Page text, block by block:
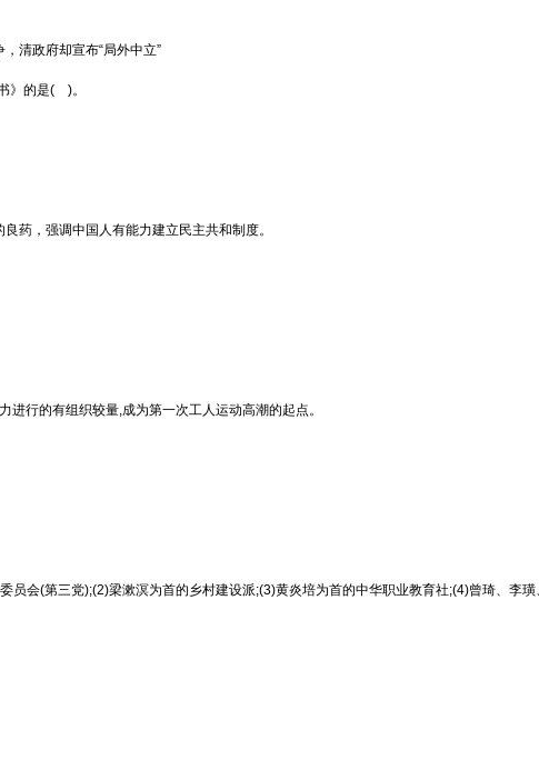
清政府却宣布“局外中立”
》的是( )。
药，强调中国人有能力建立民主共和制度。
进行的有组织较量,成为第一次工人运动高潮的起点。
员会(第三党);(2)梁漱溟为首的乡村建设派;(3)黄炎培为首的中华职业教育社;(4)曾琦、